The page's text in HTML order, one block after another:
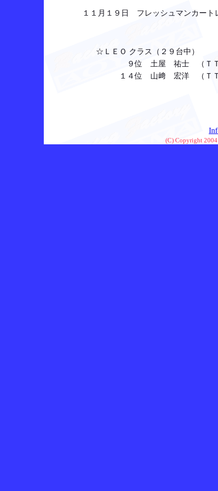
１１月１９日 フレッシュマンカート
☆ＬＥＯ クラス（２９台中）
９位 土屋 祐士 （ＴＴ：１
１４位 山﨑 宏洋 （ＴＴ：１
(C) Copyright